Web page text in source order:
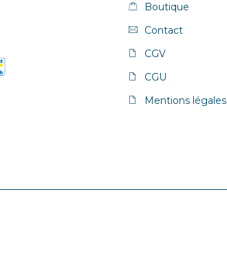
Boutique
Contact
CGV
CGU
Mentions légales